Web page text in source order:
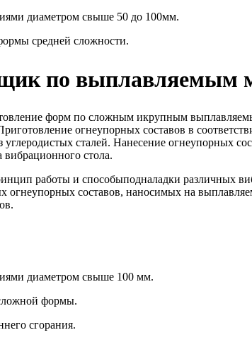
диаметром свыше 50 до 100мм.
средней сложности.
по выплавляемым
форм по сложным икрупным
огнеупорных составов в
сталей. Нанесение огнеупорных
стола.
работы и способыподналадки различных
огнеупорных составов, наносимых на
диаметром свыше 100 мм.
формы.
сгорания.